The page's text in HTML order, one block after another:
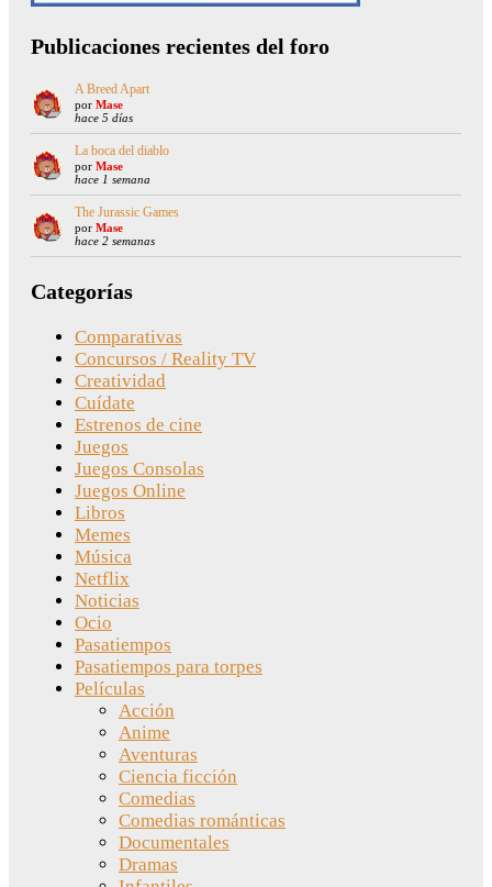
Publicaciones recientes del foro
A Breed Apart
por Mase
hace 5 días
La boca del diablo
por Mase
hace 1 semana
The Jurassic Games
por Mase
hace 2 semanas
Categorías
Comparativas
Concursos / Reality TV
Creatividad
Cuídate
Estrenos de cine
Juegos
Juegos Consolas
Juegos Online
Libros
Memes
Música
Netflix
Noticias
Ocio
Pasatiempos
Pasatiempos para torpes
Películas
Acción
Anime
Aventuras
Ciencia ficción
Comedias
Comedias románticas
Documentales
Dramas